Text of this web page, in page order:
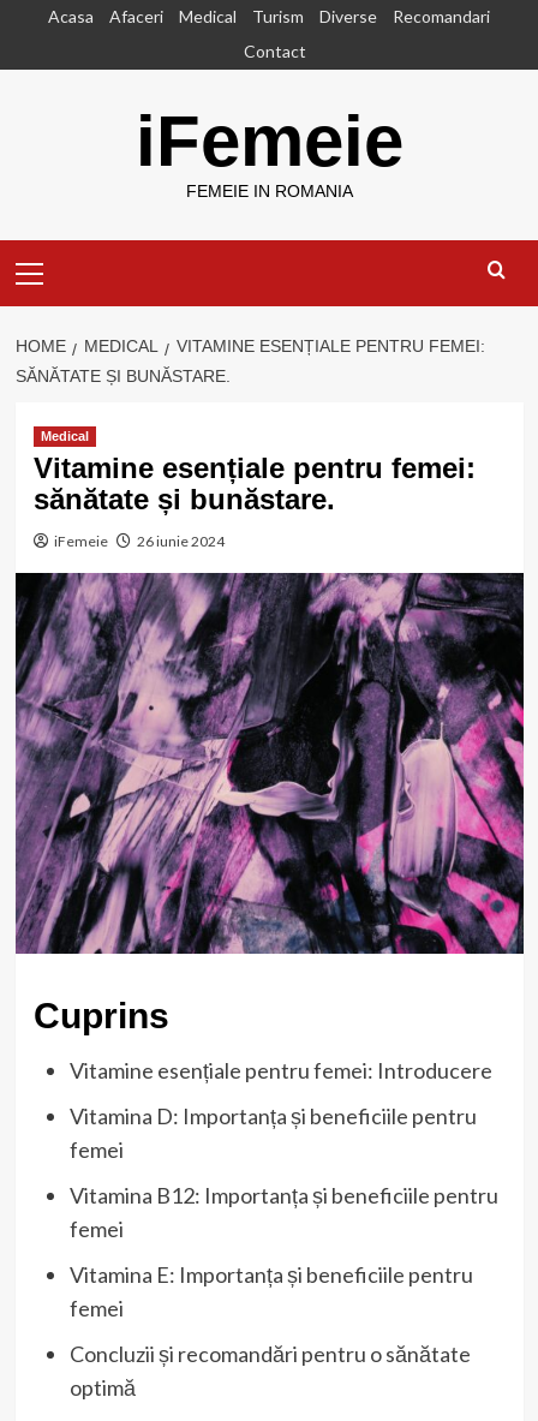
content
Acasa Afaceri Medical Turism Diverse
Recomandari
Contact
iFemeie
FEMEIE IN ROMANIA
Menu
HOME MEDICAL
VITAMINE ESENȚIALE PENTRU FEMEI:
SĂNĂTATE ȘI BUNĂSTARE.
Medical
Vitamine esențiale pentru femei:
sănătate și bunăstare.
iFemeie 26 iunie 2024
Cuprins
Vitamine esențiale pentru femei: Introducere
Vitamina D: Importanța și beneficiile pentru
femei
Vitamina B12: Importanța și beneficiile pentru
femei
Vitamina E: Importanța și beneficiile pentru
femei
Concluzii și recomandări pentru o sănătate
optimă